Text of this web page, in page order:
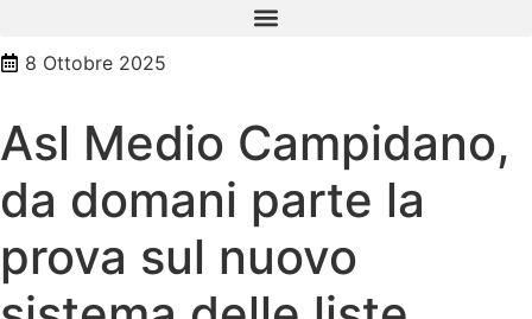
8 Ottobre 2025
Asl Medio Campidano,
da domani parte la
prova sul nuovo